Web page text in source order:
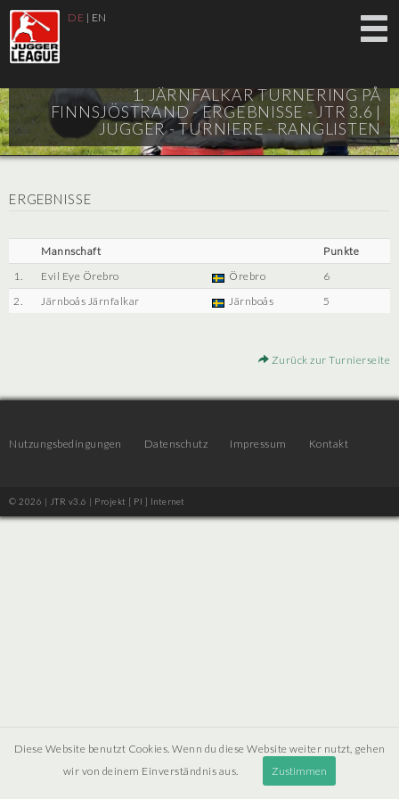
DE | EN
1. JÄRNFALKAR TURNERING PÅ
FINNSJÖSTRAND - ERGEBNISSE - JTR 3.6 |
JUGGER - TURNIERE - RANGLISTEN
ERGEBNISSE
Mannschaft
Punkte
1.
Evil Eye Örebro Örebro
6
2.
Järnboås Järnfalkar Järnboås 5
Zurück zur Turnierseite
Nutzungsbedingungen Datenschutz Impressum Kontakt
© 2026 | JTR v3.6 | Projekt [ PI ] Internet
Diese Website benutzt Cookies. Wenn du diese Website weiter nutzt, gehen
wir von deinem Einverständnis aus.
Zustimmen